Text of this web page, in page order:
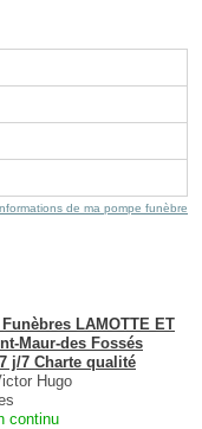
de ma pompe funèbre
LAMOTTE ET
Maur-des Fossés
j/7 Charte qualité
Hugo
continu